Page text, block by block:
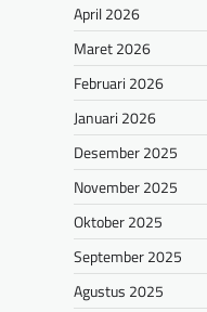
April 2026
Maret 2026
Februari 2026
Januari 2026
Desember 2025
November 2025
Oktober 2025
September 2025
Agustus 2025